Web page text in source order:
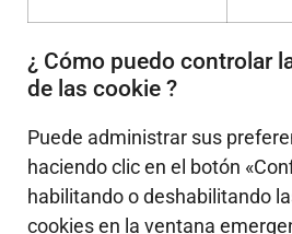
¿ Cómo puedo controlar
de las cookie ?
Puede administrar sus
haciendo clic en el botón
habilitando o deshabilitando
cookies en la ventana